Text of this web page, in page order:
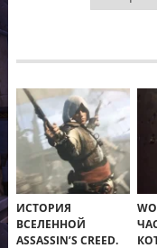
ИСТОРИЯ
ВСЕЛЕННОЙ
ASSASSIN’S CREED.